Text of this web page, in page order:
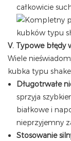
całkowicie
V. Typowe
Wiele
kubka typu
Długotrwałe
sprzyja
białkowe i
nieprzyjemny
Stosowanie